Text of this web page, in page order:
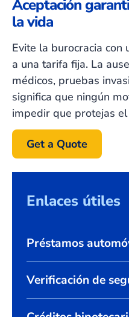
Aceptación
la vida
Evite la burocracia
a una tarifa fija. La
médicos, pruebas
significa que ningún
impedir que protejas
Get a Quote
Enlaces útiles
Préstamos
Verificación de